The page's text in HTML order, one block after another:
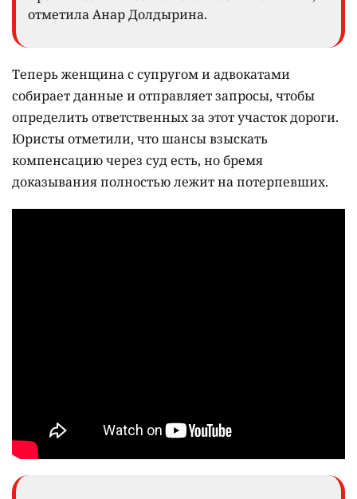
отметила Анар Долдырина.
Теперь женщина с супругом и адвокатами
собирает данные и отправляет запросы, чтобы
определить ответственных за этот участок дороги.
Юристы отметили, что шансы взыскать
компенсацию через суд есть, но бремя
доказывания полностью лежит на потерпевших.